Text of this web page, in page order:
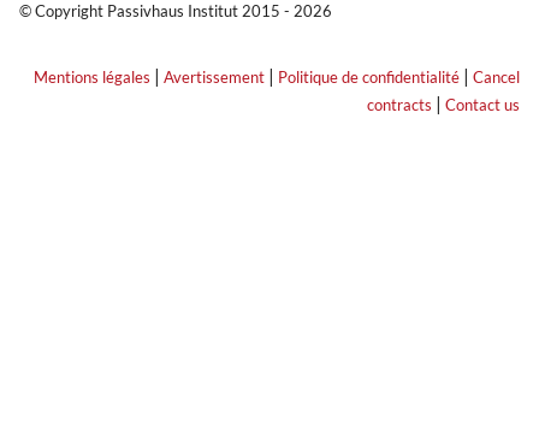
© Copyright Passivhaus Institut 2015 - 2026
Mentions légales | Avertissement | Politique de confidentialité | Cancel
contracts | Contact us